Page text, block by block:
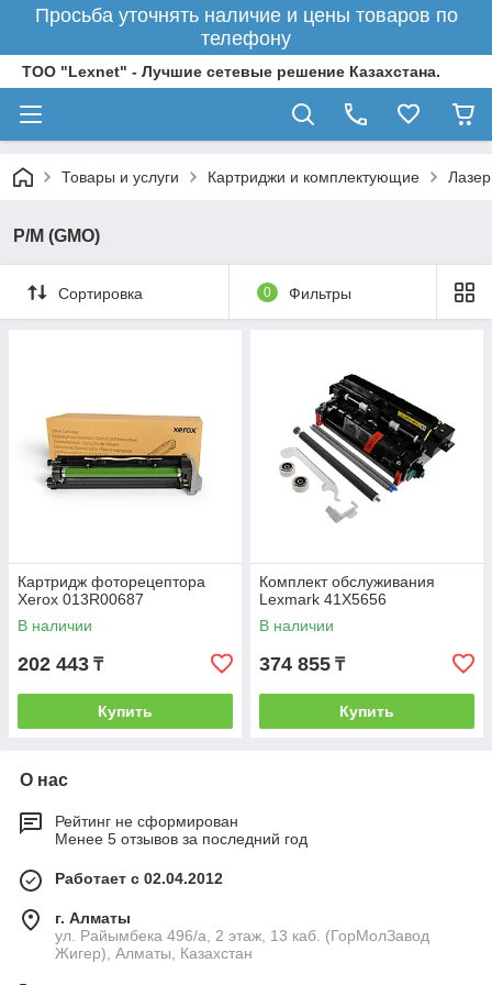
Просьба уточнять наличие и цены товаров по
телефону
ТОО "Lexnet" - Лучшие сетевые решение Казахстана.
Товары и услуги Картриджи и комплектующие
Р/М (GMO)
Сортировка 0 Фильтры
Картридж фоторецептора
Xerox 013R00687
В наличии
202 443 ₸
Купить
Комплект обслуживания
Lexmark 41X5656
В наличии
374 855 ₸
Купить
О нас
Рейтинг не сформирован
Менее 5 отзывов за последний год
Работает с 02.04.2012
г. Алматы
ул. Райымбека 496/а, 2 этаж, 13 каб. (ГорМолЗавод
Жигер), Алматы, Казахстан